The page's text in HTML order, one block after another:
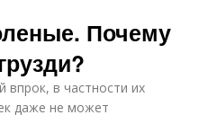
Почему
впрок, в частности их
даже не может